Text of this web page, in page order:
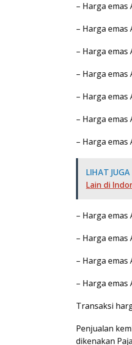
– Harga emas
– Harga emas
– Harga emas
– Harga emas
– Harga emas
– Harga emas
– Harga emas
LIHAT JUGA
Lain di
– Harga emas
– Harga emas
– Harga emas
– Harga emas
Transaksi
Penjualan
dikenakan